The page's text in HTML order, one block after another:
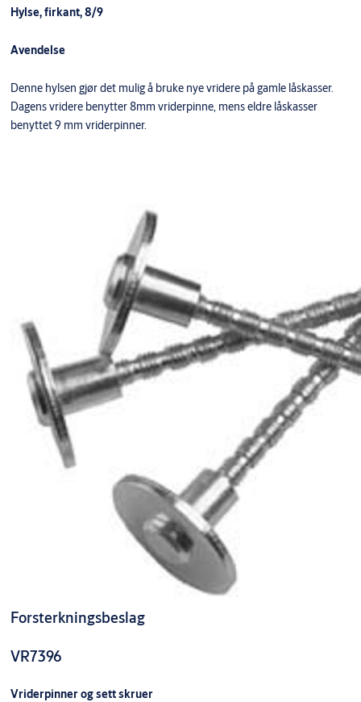
Hylse, firkant, 8/9
Avendelse
Denne hylsen gjør det mulig å bruke nye vridere på gamle låskasser.
Dagens vridere benytter 8mm vriderpinne, mens eldre låskasser
benyttet 9 mm vriderpinner.
Forsterkningsbeslag
VR7396
Vriderpinner og sett skruer